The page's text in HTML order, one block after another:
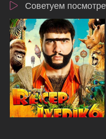
Советуем